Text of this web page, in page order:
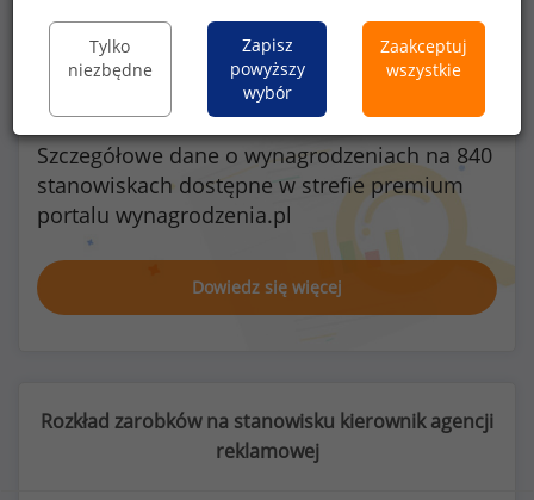
Szczegółowe dane o wynagrodzeniach na 840
stanowiskach dostępne w strefie premium
portalu wynagrodzenia.pl
Dowiedz się więcej
Rozkład zarobków na stanowisku kierownik agencji
reklamowej
Tylko
niezbędne
Zapisz
powyższy
wybór
Zaakceptuj
wszystkie